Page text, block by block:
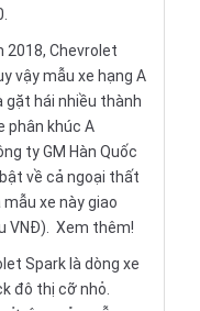
2018, Chevrolet
vậy mẫu xe hạng A
gặt hái nhiều thành
phân khúc A
ty GM Hàn Quốc
về cả ngoại thất
xe này giao
VNĐ). Xem thêm!
Spark là dòng xe
đô thị cỡ nhỏ.